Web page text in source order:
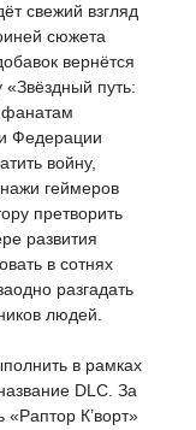
свежий взгляд
сюжета
вернётся
путь:
фанатам
Федерации
войну,
геймеров
претворить
развития
в сотнях
разгадать
людей.
в рамках
DLC. За
«Раптор К’ворт»